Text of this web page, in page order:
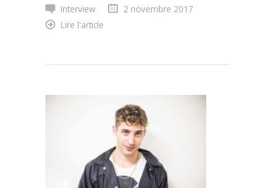
Interview
2 novembre 2017
Lire l'article